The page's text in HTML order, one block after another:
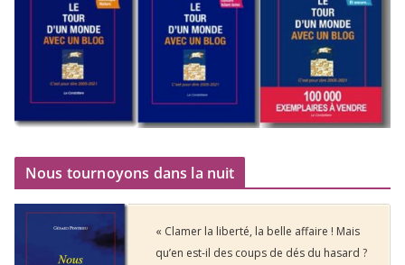
Nous tournoyons dans la nuit
« Clamer la liberté, la belle affaire ! Mais
qu’en est-il des coups de dés du hasard ?